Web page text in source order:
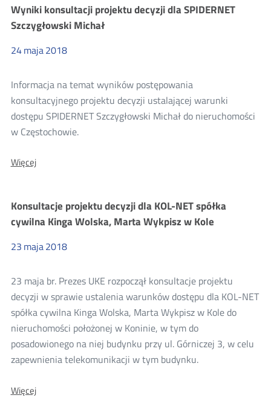
decyzji
dla
SECUREX
Tomasz
Abgarowicz
Wyniki konsultacji projektu decyzji dla SPIDERNET
Szczygłowski Michał
24maja2018
Informacja na temat wyników postępowania
konsultacyjnego projektu decyzji ustalającej warunki
dostępu SPIDERNET Szczygłowski Michał do nieruchomości
w Częstochowie.
WięcejO:
decyzji
dla
SPIDERNET
Michał
Konsultacje projektu decyzji dla KOL-NET spółka
cywilna Kinga Wolska, Marta Wykpisz w Kole
23 maja2018
23 maja br. Prezes UKE rozpoczął konsultacje projektu
decyzji w sprawie ustalenia warunków dostępu dla KOL-NET
spółka cywilna Kinga Wolska, Marta Wykpisz w Kole do
nieruchomości położonej w Koninie, w tym do
posadowionego na niej budynku przy ul. Górniczej 3, w celu
zapewnienia telekomunikacji w tym budynku.
WięcejO: